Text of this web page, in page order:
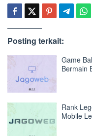
Posting terkait:
Game
Bermain
Rank
Mobile